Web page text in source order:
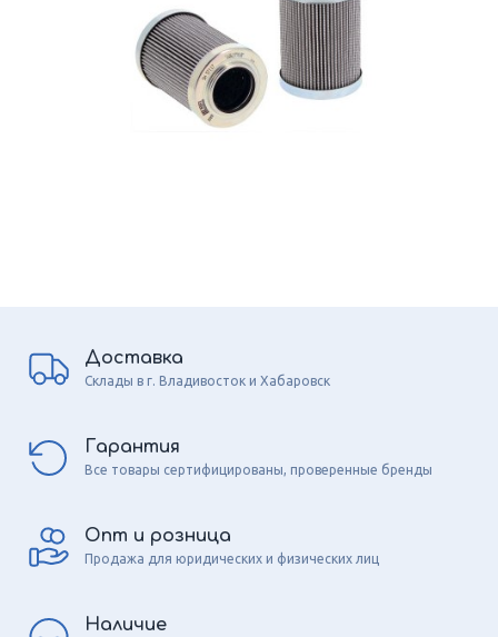
Доставка
Склады в г. Владивосток и Хабаровск
Гарантия
Все товары сертифицированы, проверенные бренды
Опт и розница
Продажа для юридических и физических лиц
Наличие